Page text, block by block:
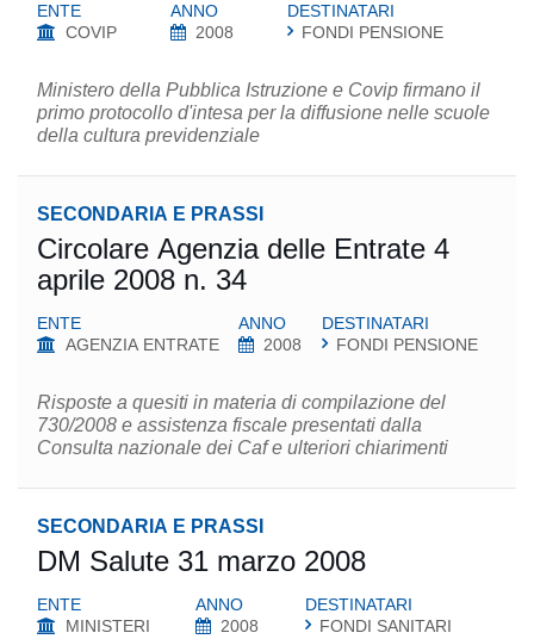
ENTE
COVIP
ANNO
2008
DESTINATARI
FONDI PENSIONE
Ministero della Pubblica Istruzione e Covip firmano il
primo protocollo d'intesa per la diffusione nelle scuole
della cultura previdenziale
SECONDARIA E PRASSI
Circolare Agenzia delle Entrate 4
aprile 2008 n. 34
ENTE
AGENZIA ENTRATE
ANNO
2008
DESTINATARI
FONDI PENSIONE
Risposte a quesiti in materia di compilazione del
730/2008 e assistenza fiscale presentati dalla
Consulta nazionale dei Caf e ulteriori chiarimenti
SECONDARIA E PRASSI
DM Salute 31 marzo 2008
ENTE
MINISTERI
ANNO
2008
DESTINATARI
FONDI SANITARI